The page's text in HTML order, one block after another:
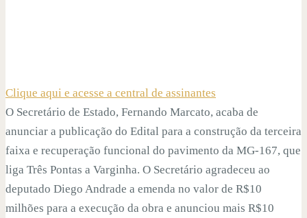
Clique aqui e acesse a central de assinantes
O Secretário de Estado, Fernando Marcato, acaba de
anunciar a publicação do Edital para a construção da terceira
faixa e recuperação funcional do pavimento da MG-167, que
liga Três Pontas a Varginha. O Secretário agradeceu ao
deputado Diego Andrade a emenda no valor de R$10
milhões para a execução da obra e anunciou mais R$10